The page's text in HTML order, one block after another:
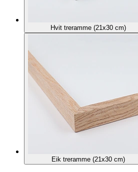
Hvit treramme (21x30 cm)
Eik treramme (21x30 cm)